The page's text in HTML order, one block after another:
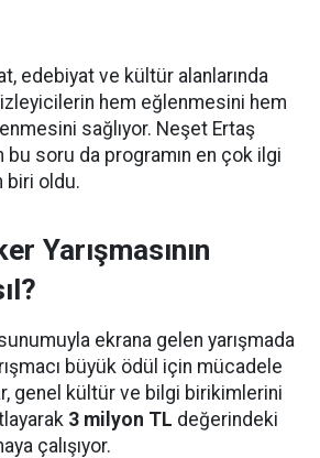
edebiyat ve kültür alanlarında
izleyicilerin hem eğlenmesini hem
sağlıyor. Neşet Ertaş
bu soru da programın en çok ilgi
biri oldu.
Yarışmasının
ekrana gelen yarışmada
büyük ödül için mücadele
genel kültür ve bilgi birikimlerini
3 milyon TL değerindeki
çalışıyor.